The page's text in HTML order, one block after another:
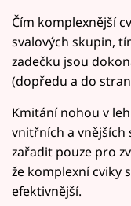
Čím komplexnější
svalových skupin,
zadečku jsou
(dopředu a do
Kmitání nohou v
vnitřních a
zařadit pouze pro
že komplexní cviky
efektivnější.